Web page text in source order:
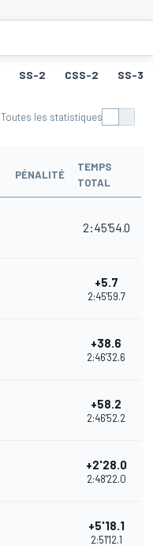
SS-2 CSS-2 SS-3
Toutes les statistiques
PÉNALITÉ
TEMPS
TOTAL
2:45'54.0
+5.7
2:45'59.7
+38.6
2:46'32.6
+58.2
2:46'52.2
+2'28.0
2:48'22.0
+5'18.1
2:51'12.1